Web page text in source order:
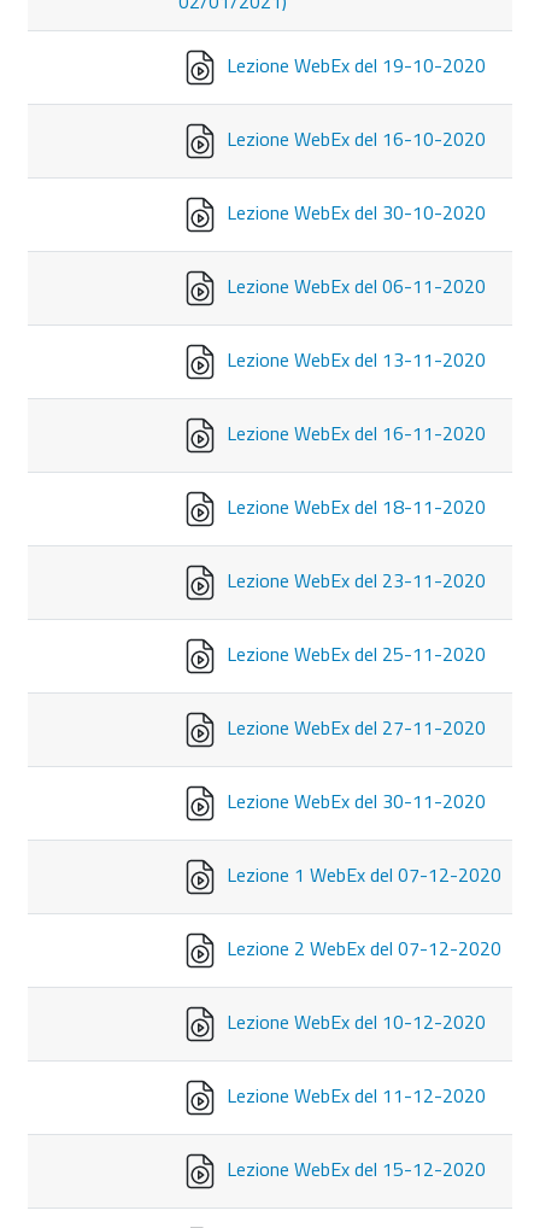
Lezione WebEx del 19-10-2020
Lezione WebEx del 16-10-2020
Lezione WebEx del 30-10-2020
Lezione WebEx del 06-11-2020
Lezione WebEx del 13-11-2020
Lezione WebEx del 16-11-2020
Lezione WebEx del 18-11-2020
Lezione WebEx del 23-11-2020
Lezione WebEx del 25-11-2020
Lezione WebEx del 27-11-2020
Lezione WebEx del 30-11-2020
Lezione 1 WebEx del 07-12-2020
Lezione 2 WebEx del 07-12-2020
Lezione WebEx del 10-12-2020
Lezione WebEx del 11-12-2020
Lezione WebEx del 15-12-2020